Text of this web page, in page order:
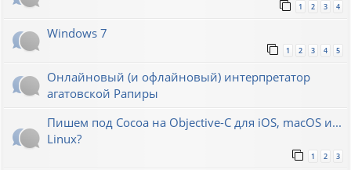
1 2 3 4
Windows 7
1 2 3 4 5
Онлайновый (и офлайновый) интерпретатор
агатовской Рапиры
Пишем под Cocoa на Objective-C для iOS, macOS и...
Linux?
1 2 3